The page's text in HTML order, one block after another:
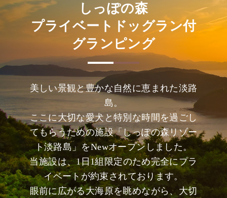
しっぽの森
プライベートドッグラン付
グランピング
美しい景観と豊かな自然に恵まれた淡路
島。
ここに大切な愛犬と特別な時間を過ごし
てもらうための施設「しっぽの森リゾー
ト淡路島」をNewオープンしました。
当施設は、1日1組限定のため完全にプラ
イベートが約束されております。
眼前に広がる大海原を眺めながら、大切